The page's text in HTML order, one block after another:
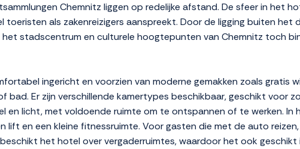
Chemnitz liggen op redelijke afstand. De sfeer in het
toeristen als zakenreizigers aanspreekt. Door de ligging buiten het
stadscentrum en culturele hoogtepunten van Chemnitz toch
ingericht en voorzien van moderne gemakken zoals gratis
bad. Er zijn verschillende kamertypes beschikbaar, geschikt voor
en licht, met voldoende ruimte om te ontspannen of te werken. In
lift en een kleine fitnessruimte. Voor gasten die met de auto reizen,
het hotel over vergaderruimtes, waardoor het ook geschikt